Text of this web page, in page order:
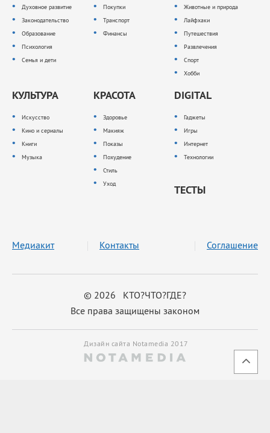
Духовное развитие
Законодательство
Образование
Психология
Семья и дети
Покупки
Транспорт
Финансы
Животные и природа
Лайфхаки
Путешествия
Развлечения
Спорт
Хобби
КУЛЬТУРА
Искусство
Кино и сериалы
Книги
Музыка
КРАСОТА
Здоровье
Макияж
Показы
Похудение
Стиль
Уход
DIGITAL
Гаджеты
Игры
Интернет
Технологии
ТЕСТЫ
© 2026 КТО?ЧТО?ГДЕ?
Все права защищены законом
Медиакит Контакты Соглашение
Дизайн сайта Notamedia 2017